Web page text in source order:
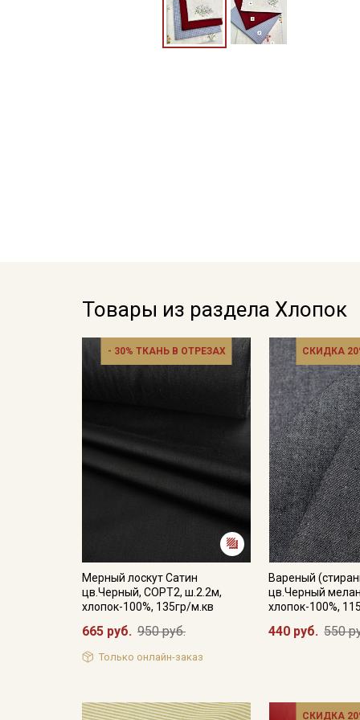
Товары из раздела Хлопок
- 30% ТКАНЬ В ОТРЕЗАХ
Мерный лоскут Сатин
цв.Черный, СОРТ2, ш.2.2м,
хлопок-100%, 135гр/м.кв
665 руб. 950 руб.
Только онлайн-заказ
СКИДКА
Вареный
цв.Черный
хлопок-100%,
440 руб. 550
СКИДКА